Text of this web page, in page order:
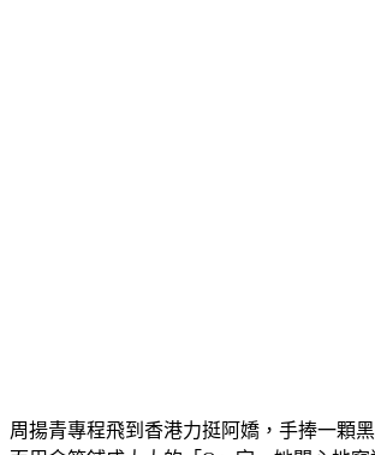
周揚青專程飛到香港力挺阿嬌，手捧一顆